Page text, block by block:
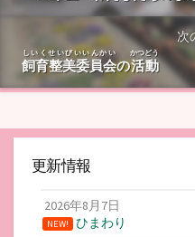
次
飼育整美委員会
しいくせいびいいんかい
の活動
かつどう
更新情報
2026年8月7日
NEW!
ひまわり